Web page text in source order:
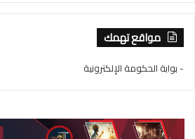
مواقع تهمك
- بوابة الحكومة الإلكترونية